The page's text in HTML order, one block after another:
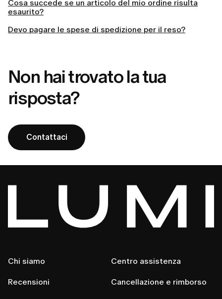
Cosa succede se un articolo del mio ordine risulta
esaurito?
Devo pagare le spese di spedizione per il reso?
Non hai trovato la tua
risposta?
Contattaci
Chi siamo
Recensioni
Centro assistenza
Cancellazione e rimborso